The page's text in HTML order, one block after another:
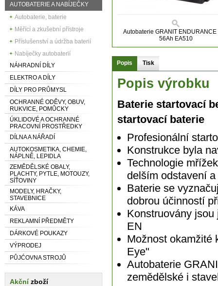
AUTOBATERIE A NABÍJEČKY
Autobaterie, baterie
Měřící a zkušební přístroje
Příslušenství a údržba baterií
Nabíječky autobaterií
NÁHRADNÍ DÍLY
ELEKTRO A DÍLY
DÍLY PRO PRŮMYSL
OCHRANNÉ ODĚVY, OBUV,
RUKVICE, POMŮCKY
ÚKLIDOVÉ A OCHRANNÉ
PRACOVNÍ PROSTŘEDKY
DÍLNA A NÁŘADÍ
AUTOKOSMETIKA, CHEMIE,
NÁPLNĚ, LEPIDLA
ZEMĚDĚLSKÉ OBALY,
PLACHTY, PYTLE, MOTOUZY,
SÍŤOVINY
MODELY, HRAČKY,
STAVEBNICE
KÁVA
REKLAMNÍ PŘEDMĚTY
DÁRKOVÉ POUKAZY
VÝPRODEJ
PŮJĆOVNA STROJŮ
Akčnízboží
Autobaterie GRANIT ENDURANCE
56Ah EA510
Popis Tisk
Popis výrobku
Baterie startovací
startovací baterie
Profesionální
Konstrukce byla
Technologie
delším odstavení
Baterie se
dobrou účinností
Konstruovány
EN
Možnost okamžité
Eye"
Autobaterie
zemědělské i